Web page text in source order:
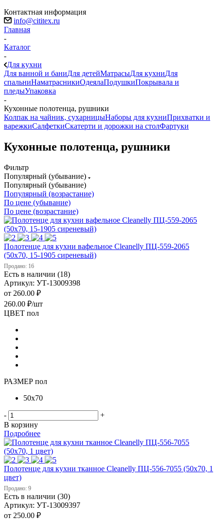
Контактная информация
info@cititex.ru
Главная
-
Каталог
-
Для кухни
Для ванной и баниДля детейМатрасыДля кухниДля
спальниНаматрасникиОдеялаПодушкиПокрывала и
пледыУпаковка
-
Кухонные полотенца, рушники
Колпак на чайник, сухарницыНаборы для кухниПрихватки и
варежкиСалфеткиСкатерти и дорожки на столФартуки
Кухонные полотенца, рушники
Фильтр
Популярный (убывание)
Популярный (убывание)
Популярный (возрастание)
По цене (убывание)
По цене (возрастание)
Полотенце для кухни вафельное Cleanelly ПЦ-559-2065
(50х70, 15-1905 сиреневый)
Продано: 16
Есть в наличии (18)
Артикул: УТ-13009398
от 260.00 ₽
260.00 ₽/шт
ЦВЕТ пол
РАЗМЕР пол
50х70
-
+
В корзину
Подробнее
Полотенце для кухни тканное Cleanelly ПЦ-556-7055 (50х70, 1
цвет)
Продано: 9
Есть в наличии (30)
Артикул: УТ-13009397
от 250.00 ₽